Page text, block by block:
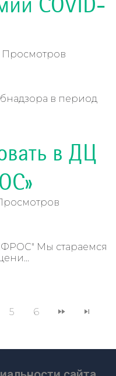
Просмотров
в период
в ДЦ
Мы стараемся
5 6